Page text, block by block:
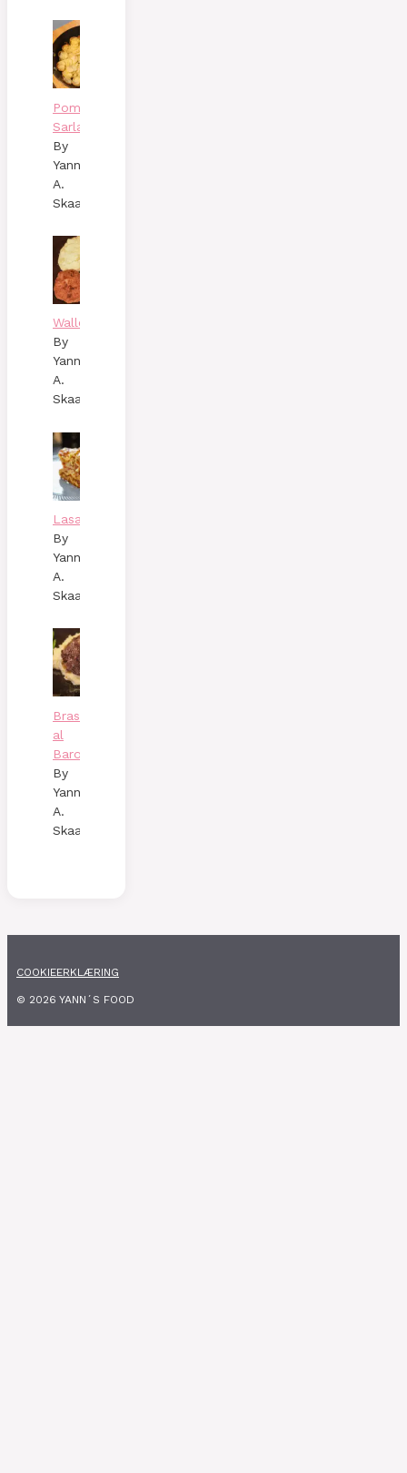
Pommes
Sarladaises
By
Yann
A.
Skaalen
Wallenbergare
By
Yann
A.
Skaalen
Lasagne
By
Yann
A.
Skaalen
Brasato
al
Barolo
By
Yann
A.
Skaalen
COOKIEERKLÆRING
© 2026 YANN´S FOOD